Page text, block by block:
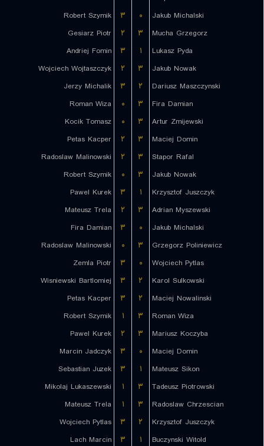
Robert Szymik
۳ ۰
Jakub Michalski
Gesiarz Piotr
۲ ۳
Mucha Grzegorz
Andriej Fomin
۳ ۱
Lukasz Pyda
Wojciech Wojtaszczyk
۲ ۳
Jakub Nowak
Jerzy Michalik
۳ ۲
Dariusz Maszczynski
Roman Wiza
۰ ۳
Fira Damian
Kocik Tomasz
۰ ۳
Artur Zmijewski
Petas Kacper
۲ ۳
Maciej Domin
Radoslaw Malinowski
۲ ۳
Stapor Rafal
Robert Szymik
۰ ۳
Jakub Nowak
Pawel Kurek
۳ ۱
Krzysztof Juszczyk
Mateusz Trela
۲ ۳
Adrian Myszewski
Fira Damian
۳ ۰
Jakub Michalski
Radoslaw Malinowski
۰ ۳
Grzegorz Poliniewicz
Zemla Piotr
۳ ۰
Wojciech Pytlas
Wisniewski Bartlomiej
۳ ۲
Karol Sulkowski
Petas Kacper
۳ ۲
Maciej Nowalinski
Robert Szymik
۱ ۳
Roman Wiza
Pawel Kurek
۲ ۳
Mariusz Koczyba
Marcin Jadczyk
۳ ۰
Maciej Domin
Sebastian Juzek
۳ ۱
Mateusz Sikon
Mikolaj Lukaszewski
۱ ۳
Tadeusz Piotrowski
Mateusz Trela
۱ ۳
Radoslaw Chrzescian
Wojciech Pytlas
۳ ۲
Krzysztof Juszczyk
Lach Marcin
۳ ۱
Buczynski Witold